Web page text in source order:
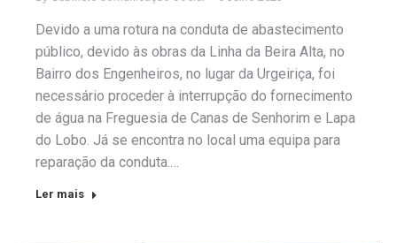
Devido a uma rotura na conduta de abastecimento
público, devido às obras da Linha da Beira Alta, no
Bairro dos Engenheiros, no lugar da Urgeiriça, foi
necessário proceder à interrupção do fornecimento
de água na Freguesia de Canas de Senhorim e Lapa
do Lobo. Já se encontra no local uma equipa para
reparação da conduta.…
Ler mais